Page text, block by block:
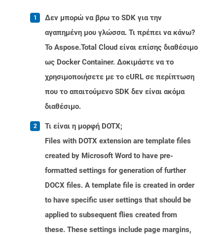
Δεν μπορώ να βρω το SDK για την
αγαπημένη μου γλώσσα. Τι πρέπει να κάνω?
Το Aspose.Total Cloud είναι επίσης διαθέσιμο
ως Docker Container. Δοκιμάστε να το
χρησιμοποιήσετε με το cURL σε περίπτωση
που το απαιτούμενο SDK δεν είναι ακόμα
διαθέσιμο.
Τι είναι η μορφή DOTX;
Files with DOTX extension are template files
created by Microsoft Word to have pre-
formatted settings for generation of further
DOCX files. A template file is created in order
to have specific user settings that should be
applied to subsequent flies created from
these. These settings include page margins,